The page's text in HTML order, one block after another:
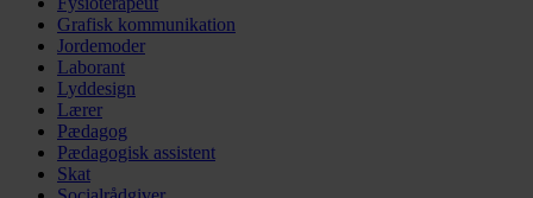
Grafisk kommunikation
Jordemoder
Laborant
Lyddesign
Lærer
Pædagog
Pædagogisk assistent
Skat